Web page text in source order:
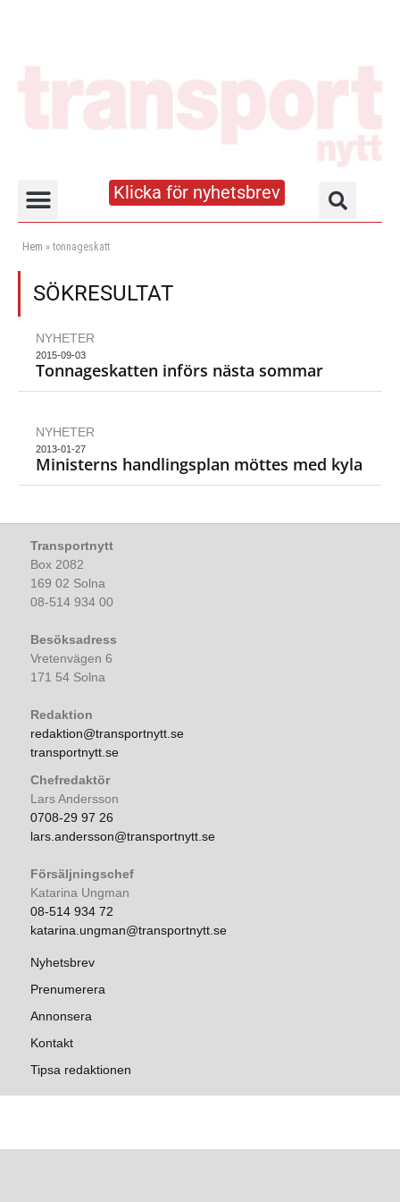
Klicka för nyhetsbrev
Hem » tonnageskatt
SÖKRESULTAT
NYHETER
2015-09-03
Tonnageskatten införs nästa sommar
NYHETER
2013-01-27
Ministerns handlingsplan möttes med kyla
Transportnytt
Box 2082
169 02 Solna
08-514 934 00
Besöksadress
Vretenvägen 6
171 54 Solna
Redaktion
redaktion@transportnytt.se
transportnytt.se
Chefredaktör
Lars Andersson
0708-29 97 26
lars.andersson@transportnytt.se
Försäljningschef
Katarina Ungman
08-514 934 72
katarina.ungman@transportnytt.se
Nyhetsbrev
Prenumerera
Annonsera
Kontakt
Tipsa redaktionen